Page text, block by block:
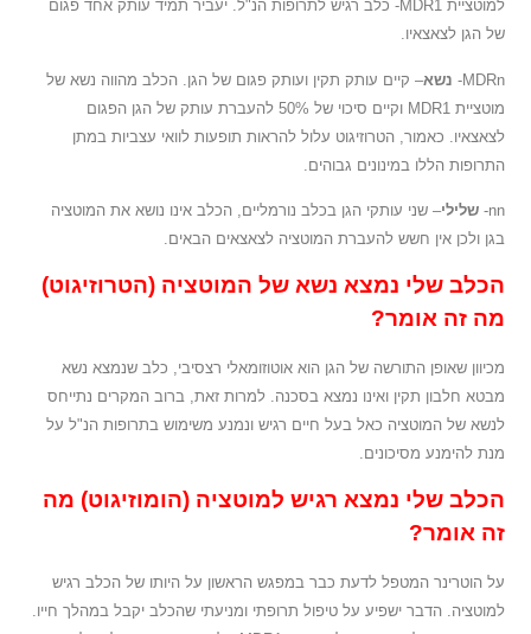
למוטציית MDR1- כלב רגיש לתרופות הנ"ל. יעביר תמיד עותק אחד פגום
של הגן לצאצאיו.
MDRn- נשא– קיים עותק תקין ועותק פגום של הגן. הכלב מהווה נשא של
מוטציית MDR1 וקיים סיכוי של 50% להעברת עותק של הגן הפגום
לצאצאיו. כאמור, הטרוזיגוט עלול להראות תופעות לוואי עצביות במתן
התרופות הללו במינונים גבוהים.
nn- שלילי– שני עותקי הגן בכלב נורמליים, הכלב אינו נושא את המוטציה
בגן ולכן אין חשש להעברת המוטציה לצאצאים הבאים.
הכלב שלי נמצא נשא של המוטציה (הטרוזיגוט)
מה זה אומר?
מכיוון שאופן התורשה של הגן הוא אוטוזומאלי רצסיבי, כלב שנמצא נשא
מבטא חלבון תקין ואינו נמצא בסכנה. למרות זאת, ברוב המקרים נתייחס
לנשא של המוטציה כאל בעל חיים רגיש ונמנע משימוש בתרופות הנ"ל על
מנת להימנע מסיכונים.
הכלב שלי נמצא רגיש למוטציה (הומוזיגוט) מה
זה אומר?
על הוטרינר המטפל לדעת כבר במפגש הראשון על היותו של הכלב רגיש
למוטציה. הדבר ישפיע על טיפול תרופתי ומניעתי שהכלב יקבל במהלך חייו.